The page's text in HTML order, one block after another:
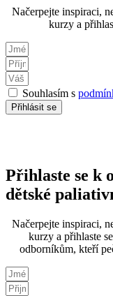
Načerpejte inspiraci,
kurzy a
Souhlasím s
Přihlásit se
Přihlaste se k
dětské
Načerpejte inspiraci,
kurzy a přihlaste
odborníkům, kteří